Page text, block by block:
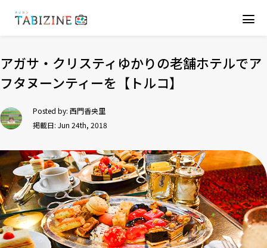
アガサ・クリスティゆかりの老舗ホテルでア
フタヌーンティーを【トルコ】
Posted by: 西門香央里
掲載日: Jun 24th, 2018